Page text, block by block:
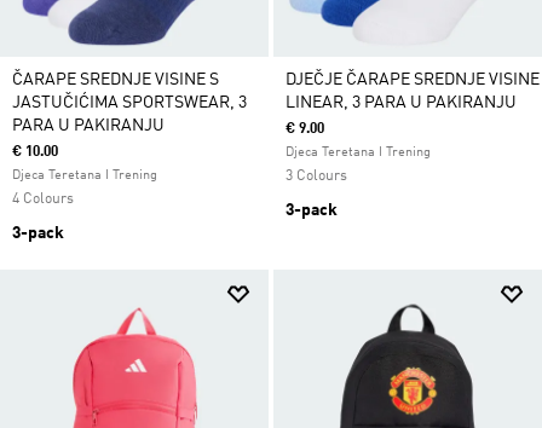
ČARAPE SREDNJE VISINE S
JASTUČIĆIMA SPORTSWEAR, 3
PARA U PAKIRANJU
€ 10.00
Djeca Teretana I Trening
4 Colours
3-pack
DJEČJE ČARAPE SREDNJE VISINE
LINEAR, 3 PARA U PAKIRANJU
€ 9.00
Djeca Teretana I Trening
3 Colours
3-pack